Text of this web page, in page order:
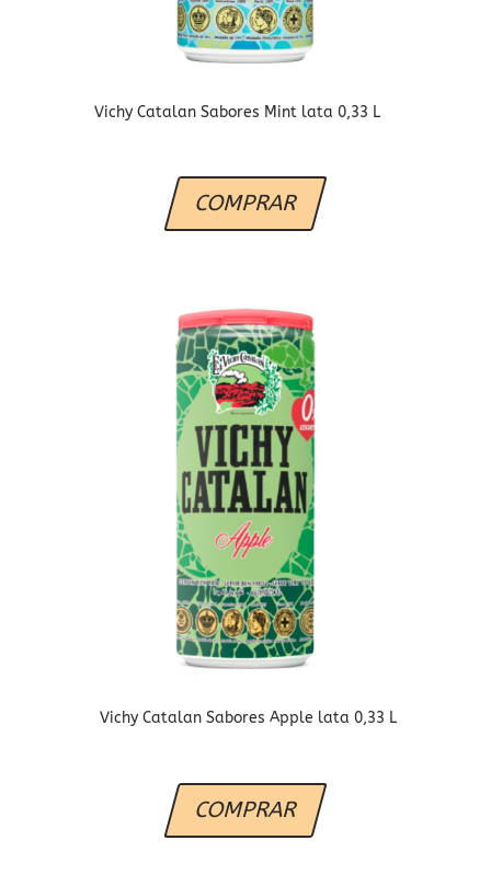
Vichy Catalan Sabores Mint lata 0,33 L
COMPRAR
Vichy Catalan Sabores Apple lata 0,33 L
COMPRAR